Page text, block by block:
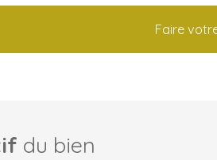
Faire
du bien